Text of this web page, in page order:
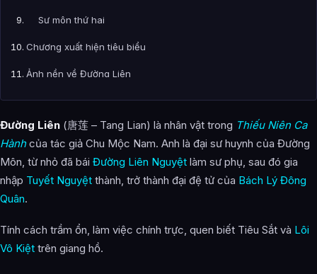
Sư môn thứ hai
Chương xuất hiện tiêu biểu
Ảnh nền về Đường Liên
Bài Viết Liên Quan
Câu Hỏi Thường Gặp
Đường Liên là ai?
Cảnh giới tu luyện của Đường Liên như thế nào?
Các mối quan hệ quan trọng của Đường Liên là gì?
Đường Liên (唐莲 – Tang Lian) là nhân vật trong Thiếu Niên Ca
Hànhcủa tác giả Chu Mộc Nam. Anh là đại sư huynh của Đường
Môn, từ nhỏ đã bái Đường Liên Nguyệt làm sư phụ, sau đó gia
nhập Tuyết Nguyệt thành, trở thành đại đệ tử của Bách Lý Đông
Quân.
Tính cách trầm ổn, làm việc chính trực, quen biết Tiêu Sắt và Lôi
Vô Kiệt trên giang hồ.